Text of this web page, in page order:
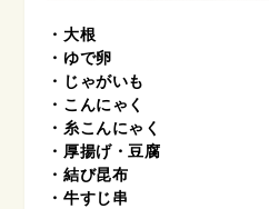
・大根
・ゆで卵
・じゃがいも
・こんにゃく
・糸こんにゃく
・厚揚げ・豆腐
・結び昆布
・牛すじ串